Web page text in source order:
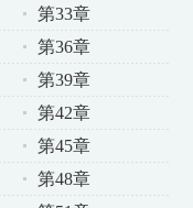
第33章
第36章
第39章
第42章
第45章
第48章